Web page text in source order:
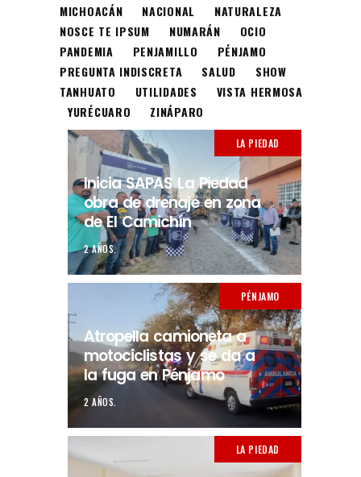
MICHOACÁN
NACIONAL
NATURALEZA
NOSCE TE IPSUM
NUMARÁN
OCIO
PANDEMIA
PENJAMILLO
PÉNJAMO
PREGUNTA INDISCRETA
SALUD
SHOW
TANHUATO
UTILIDADES
VISTA HERMOSA
YURÉCUARO
ZINÁPARO
LA PIEDAD
Inicia SAPAS La Piedad
obra de drenaje en zona
de El Camichín
2 AÑOS.
PÉNJAMO
Atropella camioneta a
motociclistas y se da a
la fuga en Pénjamo
2 AÑOS.
LA PIEDAD